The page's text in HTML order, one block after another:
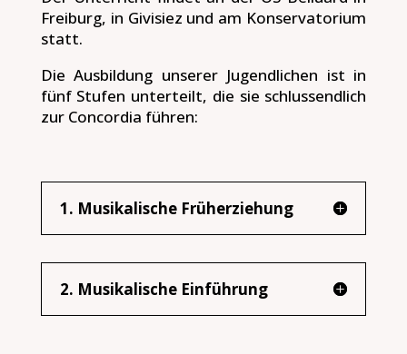
Freiburg, in Givisiez und am Konservatorium
statt.
Die Ausbildung unserer Jugendlichen ist in
fünf Stufen unterteilt, die sie schlussendlich
zur Concordia führen:
1. Musikalische Früherziehung
2. Musikalische Einführung